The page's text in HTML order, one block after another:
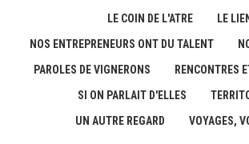
LE COIN DE L'ATRE
LE LIEN
NOS ENTREPRENEURS ONT DU TALENT
PAROLES DE VIGNERONS
RENCONTRES
SI ON PARLAIT D'ELLES
UN AUTRE REGARD
VOYAGES,